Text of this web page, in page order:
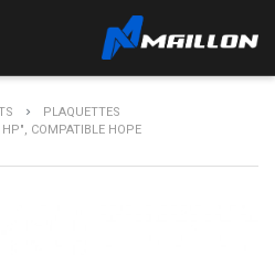
PLAQUETTES
COMPATIBLE HOPE